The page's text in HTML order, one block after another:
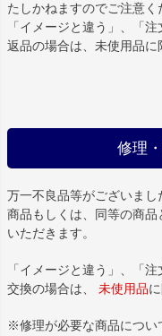
たしかねますのでご注意く
「イメージと違う」、「
返品の場合は、未使用品に
修理
万一不良品等がございま
商品もしくは、同等の商
いただきます。
「イメージと違う」、「
交換の場合は、 未使用品
※修理が必要な商品につい